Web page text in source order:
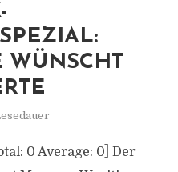
WÜNSCHT
0 Average: 0] Der